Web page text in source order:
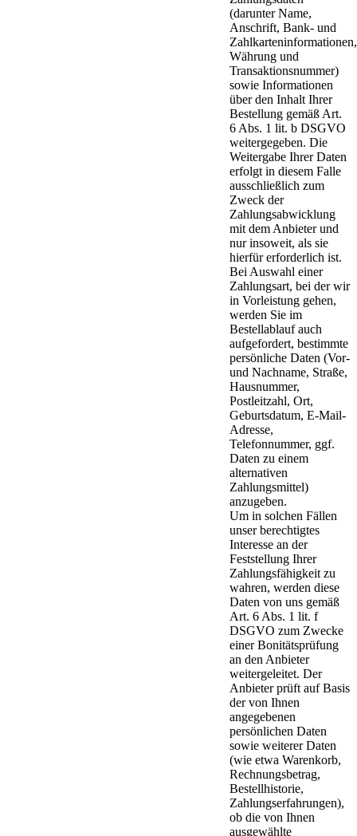
(darunter Name,
Anschrift, Bank- und
Zahlkarteninformationen,
Währung und
Transaktionsnummer)
sowie Informationen
über den Inhalt Ihrer
Bestellung gemäß Art.
6 Abs. 1 lit. b DSGVO
weitergegeben. Die
Weitergabe Ihrer Daten
erfolgt in diesem Falle
ausschließlich zum
Zweck der
Zahlungsabwicklung
mit dem Anbieter und
nur insoweit, als sie
hierfür erforderlich ist.
Bei Auswahl einer
Zahlungsart, bei der wir
in Vorleistung gehen,
werden Sie im
Bestellablauf auch
aufgefordert, bestimmte
persönliche Daten (Vor-
und Nachname, Straße,
Hausnummer,
Postleitzahl, Ort,
Geburtsdatum, E-Mail-
Adresse,
Telefonnummer, ggf.
Daten zu einem
alternativen
Zahlungsmittel)
anzugeben.
Um in solchen Fällen
unser berechtigtes
Interesse an der
Feststellung Ihrer
Zahlungsfähigkeit zu
wahren, werden diese
Daten von uns gemäß
Art. 6 Abs. 1 lit. f
DSGVO zum Zwecke
einer Bonitätsprüfung
an den Anbieter
weitergeleitet. Der
Anbieter prüft auf Basis
der von Ihnen
angegebenen
persönlichen Daten
sowie weiterer Daten
(wie etwa Warenkorb,
Rechnungsbetrag,
Bestellhistorie,
Zahlungserfahrungen),
ob die von Ihnen
ausgewählte